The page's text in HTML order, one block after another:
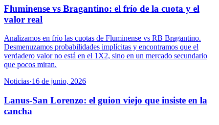
Fluminense vs Bragantino: el frío de la cuota y el
valor real
Analizamos en frío las cuotas de Fluminense vs RB Bragantino.
Desmenuzamos probabilidades implícitas y encontramos que el
verdadero valor no está en el 1X2, sino en un mercado secundario
que pocos miran.
Noticias·16 de junio, 2026
Lanus-San Lorenzo: el guion viejo que insiste en la
cancha